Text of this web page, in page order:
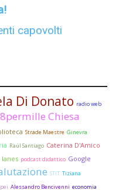
Di Donato radio web
8permille Chiesa
Strade Maestre Ginevra
Raúl Santiago Caterina D'Amico
Ianes podcast didattico Google
STIT Tiziana
Alessandro Bencivenni economia